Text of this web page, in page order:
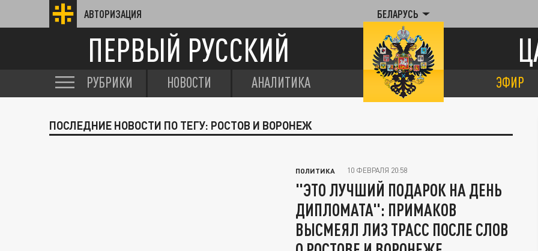
АВТОРИЗАЦИЯ БЕЛАРУСЬ
ПЕРВЫЙ РУССКИЙ
РУБРИКИ НОВОСТИ АНАЛИТИКА ЭФИР
ПОСЛЕДНИЕ НОВОСТИ ПО ТЕГУ: РОСТОВ И ВОРОНЕЖ
ПОЛИТИКА 10 ФЕВРАЛЯ 20:58
"ЭТО ЛУЧШИЙ ПОДАРОК НА ДЕНЬ
ДИПЛОМАТА": ПРИМАКОВ
ВЫСМЕЯЛ ЛИЗ ТРАСС ПОСЛЕ СЛОВ